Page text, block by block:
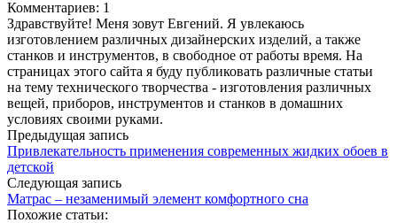
Комментариев: 1
Здравствуйте! Меня зовут Евгений. Я увлекаюсь
изготовлением различных дизайнерских изделий, а также
станков и инструментов, в свободное от работы время. На
страницах этого сайта я буду публиковать различные статьи
на тему технического творчества - изготовления различных
вещей, приборов, инструментов и станков в домашних
условиях своими руками.
Предыдущая запись
Привлекательность применения современных жидких обоев в
детской
Следующая запись
Матрас – незаменимый элемент комфортного сна
Похожие статьи: